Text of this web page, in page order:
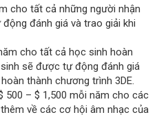
cho tất cả những người nhận
đánh giá và trao giải khi
cho tất cả học sinh hoàn
sẽ được tự động đánh giá
thành chương trình 3DE.
500 – $ 1,500 mỗi năm cho các
về các cơ hội âm nhạc của